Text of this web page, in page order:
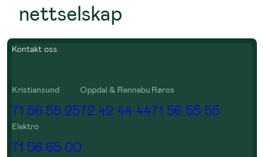
nettselskap
Kontakt oss
Kristiansund
71 56 55 25
Oppdal & Rennebu
72 42 44 44
Røros
71 56 55 55
Elektro
71 56 65 00